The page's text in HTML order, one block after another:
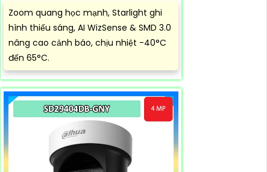
Zoom quang học mạnh, Starlight ghi
hình thiếu sáng, AI WizSense & SMD 3.0
nâng cao cảnh báo, chịu nhiệt -40°C
đến 65°C.